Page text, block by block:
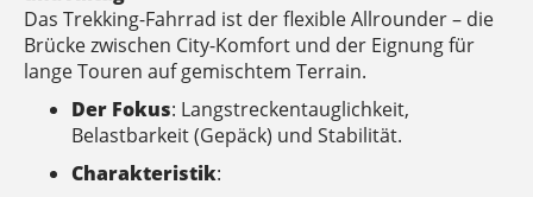
Das Trekking-Fahrrad ist der flexible Allrounder – die
Brücke zwischen City-Komfort und der Eignung für
lange Touren auf gemischtem Terrain.
Der Fokus: Langstreckentauglichkeit,
Belastbarkeit (Gepäck) und Stabilität.
Charakteristik: